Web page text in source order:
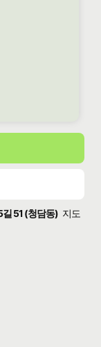
51 (청담동) 지도